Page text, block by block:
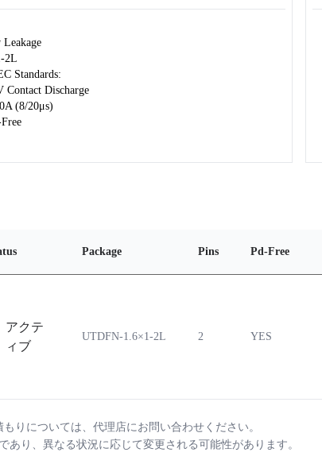
2L
Standards:
Discharge
(8/20μs)
Package Pins Pd-Free
アクテ
ィブ
UTDFN-1.6×1-2L 2 YES
りについては、代理店にお問い合わせください。
あり、異なる状況に応じて変更される可能性があります。